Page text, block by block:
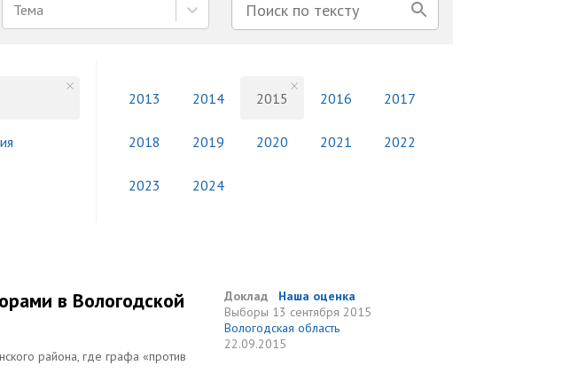
Тема
2013 2014 2015 2016 2017
2018 2019 2020 2021 2022
2023 2024
в Вологодской
района, где графа «против
Доклад
Наша оценка
Выборы 13 сентября 2015
Вологодская область
22.09.2015